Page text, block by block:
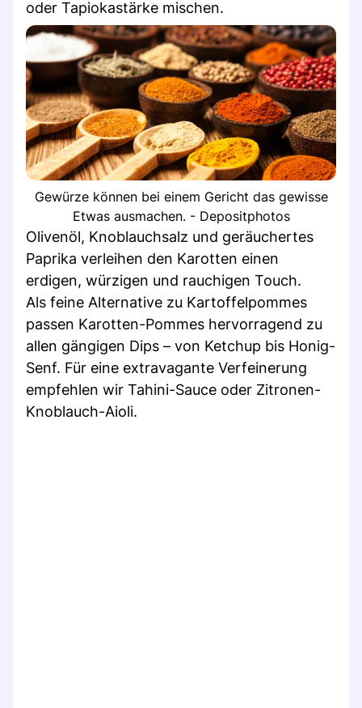
oder Tapiokastärke mischen.
Gewürze können bei einem Gericht das gewisse
Etwas ausmachen. - Depositphotos
Olivenöl, Knoblauchsalz und geräuchertes
Paprika verleihen den Karotten einen
erdigen, würzigen und rauchigen Touch.
Als feine Alternative zu Kartoffelpommes
passen Karotten-Pommes hervorragend zu
allen gängigen Dips – von Ketchup bis Honig-
Senf. Für eine extravagante Verfeinerung
empfehlen wir Tahini-Sauce oder Zitronen-
Knoblauch-Aioli.